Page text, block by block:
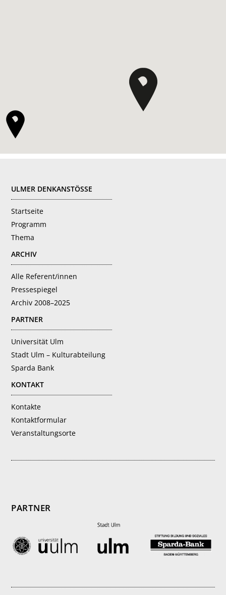
ULMER DENKANSTÖSSE
Startseite
Programm
Thema
ARCHIV
Alle Referent/innen
Pressespiegel
Archiv 2008–2025
PARTNER
Universität Ulm
Stadt Ulm – Kulturabteilung
Sparda Bank
KONTAKT
Kontakte
Kontaktformular
Veranstaltungsorte
PARTNER